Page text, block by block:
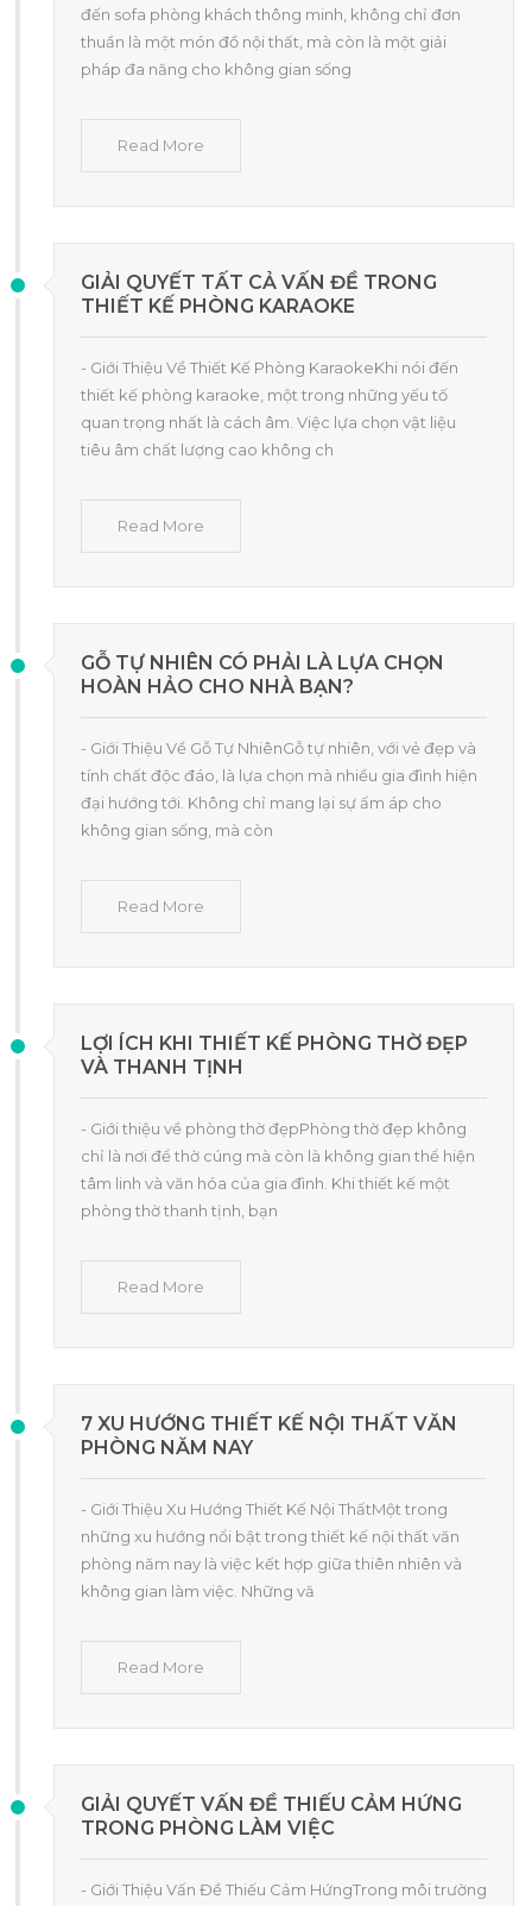
đến sofa phòng khách thông minh, không chỉ đơn
thuần là một món đồ nội thất, mà còn là một giải
pháp đa năng cho không gian sống
Read More
GIẢI QUYẾT TẤT CẢ VẤN ĐỀ TRONG
THIẾT KẾ PHÒNG KARAOKE
- Giới Thiệu Về Thiết Kế Phòng KaraokeKhi nói đến
thiết kế phòng karaoke, một trong những yếu tố
quan trọng nhất là cách âm. Việc lựa chọn vật liệu
tiêu âm chất lượng cao không ch
Read More
GỖ TỰ NHIÊN CÓ PHẢI LÀ LỰA CHỌN
HOÀN HẢO CHO NHÀ BẠN?
- Giới Thiệu Về Gỗ Tự NhiênGỗ tự nhiên, với vẻ đẹp và
tính chất độc đáo, là lựa chọn mà nhiều gia đình hiện
đại hướng tới. Không chỉ mang lại sự ấm áp cho
không gian sống, mà còn
Read More
LỢI ÍCH KHI THIẾT KẾ PHÒNG THỜ ĐẸP
VÀ THANH TỊNH
- Giới thiệu về phòng thờ đẹpPhòng thờ đẹp không
chỉ là nơi để thờ cúng mà còn là không gian thể hiện
tâm linh và văn hóa của gia đình. Khi thiết kế một
phòng thờ thanh tịnh, bạn
Read More
7 XU HƯỚNG THIẾT KẾ NỘI THẤT VĂN
PHÒNG NĂM NAY
- Giới Thiệu Xu Hướng Thiết Kế Nội ThấtMột trong
những xu hướng nổi bật trong thiết kế nội thất văn
phòng năm nay là việc kết hợp giữa thiên nhiên và
không gian làm việc. Những vă
Read More
GIẢI QUYẾT VẤN ĐỀ THIẾU CẢM HỨNG
TRONG PHÒNG LÀM VIỆC
- Giới Thiệu Vấn Đề Thiếu Cảm HứngTrong môi trường